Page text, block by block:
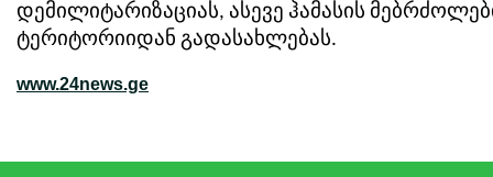
დემილიტარიზაციას, ასევე ჰამასის
ტერიტორიიდან გადასახლებას.
www.24news.ge